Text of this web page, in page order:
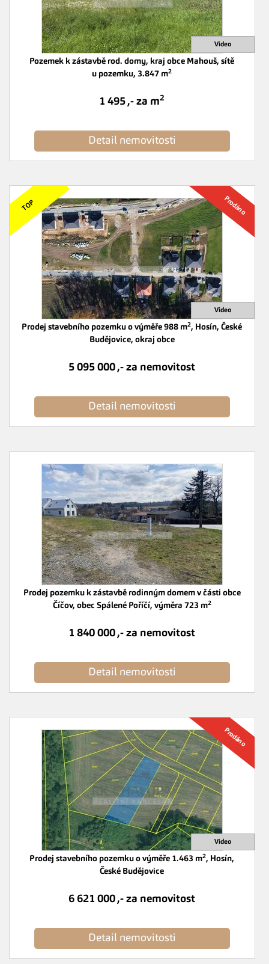
Pozemek k zástavbě rod. domy, kraj obce Mahouš, sítě
u pozemku, 3.847 m2
Detail nemovitosti
1 495 ,- za m2
Prodej stavebního pozemku o výměře 988 m2, Hosín, České
Budějovice, okraj obce
Detail nemovitosti
5 095 000 ,- za nemovitost
Prodej pozemku k zástavbě rodinným domem v části obce
Číčov, obec Spálené Poříčí, výměra 723 m2
Detail nemovitosti
1 840 000 ,- za nemovitost
Prodej stavebního pozemku o výměře 1.463 m2, Hosín,
České Budějovice
Detail nemovitosti
6 621 000 ,- za nemovitost